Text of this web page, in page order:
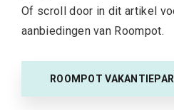
Of scroll door in dit artikel
aanbiedingen van Roompot.
ROOMPOT